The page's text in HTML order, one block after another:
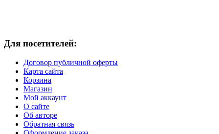
Для посетителей:
Договор публичной оферты
Карта сайта
Корзина
Магазин
Мой аккаунт
О сайте
Об авторе
Обратная связь